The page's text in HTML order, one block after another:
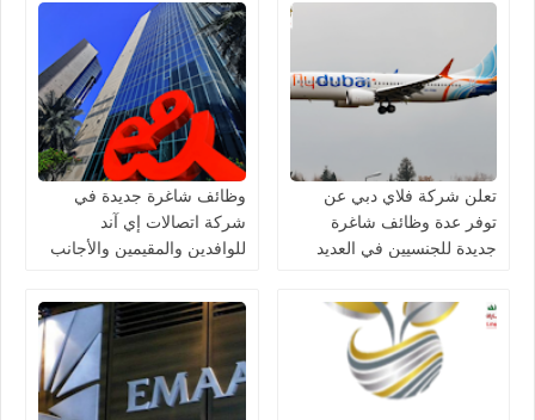
تعلن شركة فلاي دبي عن
توفر عدة وظائف شاغرة
جديدة للجنسيين في العديد
وظائف شاغرة جديدة في
شركة اتصالات إي آند
للوافدين والمقيمين والأجانب